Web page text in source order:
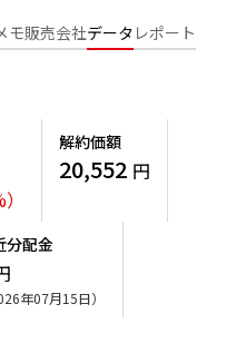
について
・換金手数料なしシ
いて
モ販売会社データ レポート
）
解約価額
20,552 円
分配金
年07月15日）